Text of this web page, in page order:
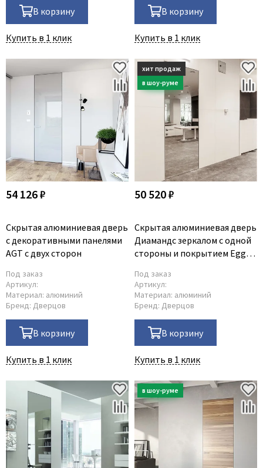
В корзину
Купить в 1 клик
В корзину
Купить в 1 клик
54 126 ₽
Скрытая алюминиевая дверь
с декоративными панелями
AGT с двух сторон
Под заказ
Артикул:
Материал: алюминий
Бренд: Дверцов
В корзину
Купить в 1 клик
50 520 ₽
Скрытая алюминиевая дверь
Диамандс зеркалом с одной
стороны и покрытием Egger
Под заказ
Артикул:
Материал: алюминий
Бренд: Дверцов
В корзину
Купить в 1 клик